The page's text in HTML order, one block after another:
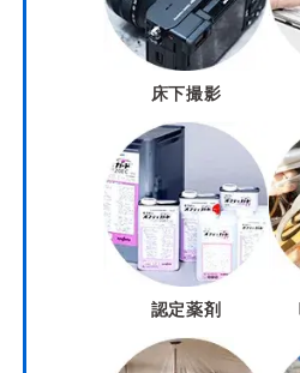
床下撮影
認定薬剤